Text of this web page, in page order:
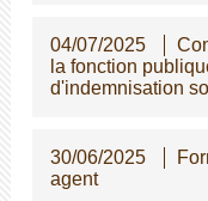
04/07/2025
la fonction
d'indemnisation
30/06/2025
agent